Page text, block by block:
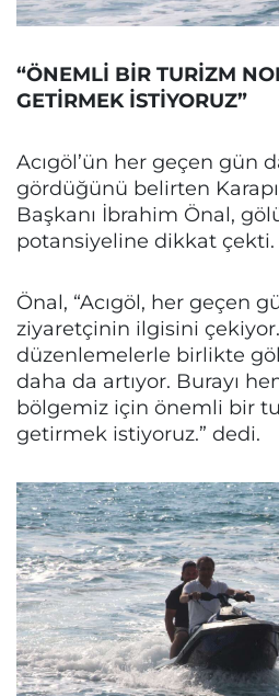
“ÖNEMLİ BİR TURİZM
GETİRMEK İSTİYORUZ”
Acıgöl’ün her geçen gün
gördüğünü belirten
Başkanı İbrahim Önal,
potansiyeline dikkat çekti.
Önal, “Acıgöl, her geçen
ziyaretçinin ilgisini çekiyor.
düzenlemelerle birlikte
daha da artıyor. Burayı
bölgemiz için önemli bir
getirmek istiyoruz.” dedi.